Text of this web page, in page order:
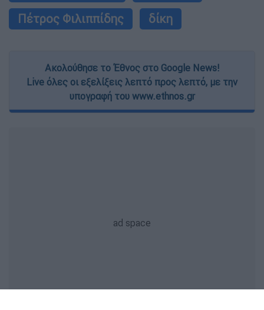
Πέτρος Φιλιππίδης
δίκη
Ακολούθησε το Έθνος στο Google News!
Live όλες οι εξελίξεις λεπτό προς λεπτό, με την
υπογραφή του www.ethnos.gr